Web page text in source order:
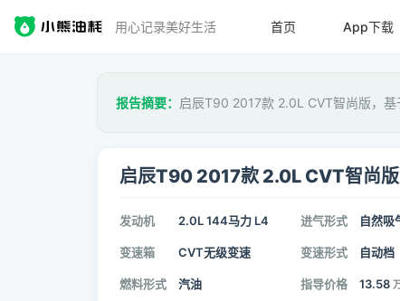
用心记录美好生活 首页 App下载
报告摘要： 启辰T90 2017款 2.0L CVT智尚版，基
启辰T90 2017款 2.0L CVT智尚版
发动机 2.0L 144马力 L4 进气形式 自然吸
变速箱 CVT无级变速 变速形式 自动档
燃料形式 汽油 指导价格 13.58